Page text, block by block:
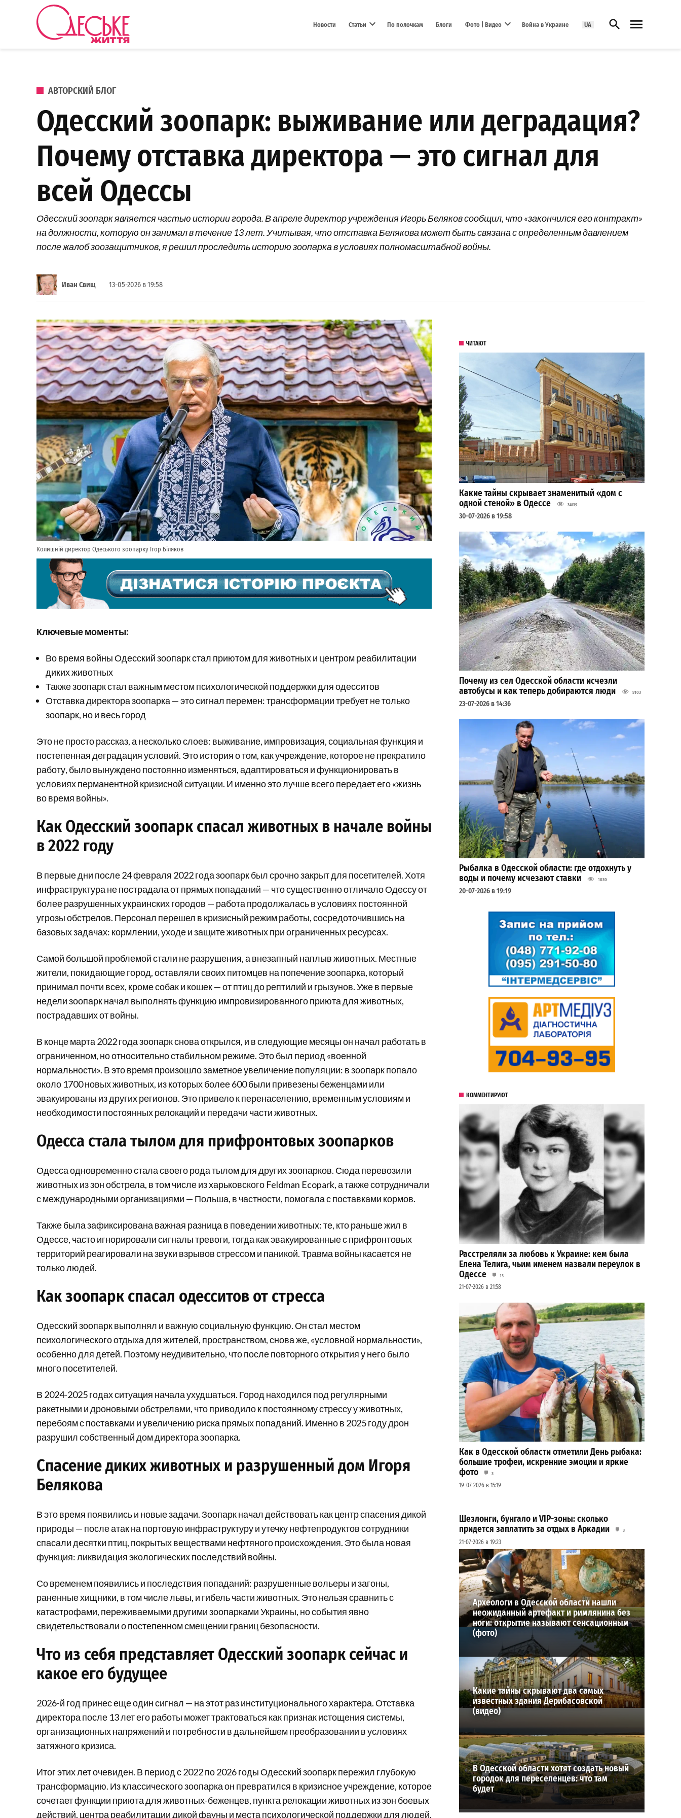
Перейти к содержанию
Новости Статьи По полочкам Блоги Фото | Видео Война в Украине UA Открыть поиск
ОПУБЛИКОВАНО В
АВТОРСКИЙ БЛОГ
Одесский зоопарк: выживание или деградация?
Почему отставка директора — это сигнал для
всей Одессы
Одесский зоопарк является частью истории города. В апреле директор учреждения Игорь Беляков сообщил, что «закончился его контракт»
на должности, которую он занимал в течение 13 лет. Учитывая, что отставка Белякова может быть связана с определенным давлением
после жалоб зоозащитников, я решил проследить историю зоопарка в условиях полномасштабной войны.
Иван Свищ 13-05-2026 в 19:58
Колишній директор Одеського зоопарку Ігор Біляков
Ключевые моменты:
Во время войны Одесский зоопарк стал приютом для животных и центром реабилитации
диких животных
Также зоопарк стал важным местом психологической поддержки для одесситов
Отставка директора зоопарка — это сигнал перемен: трансформации требует не только
зоопарк, но и весь город
Это не просто рассказ, а несколько слоев: выживание, импровизация, социальная функция и
постепенная деградация условий. Это история о том, как учреждение, которое не прекратило
работу, было вынуждено постоянно изменяться, адаптироваться и функционировать в
условиях перманентной кризисной ситуации. И именно это лучше всего передает его «жизнь
во время войны».
Как Одесский зоопарк спасал животных в начале войны
в 2022 году
В первые дни после 24 февраля 2022 года зоопарк был срочно закрыт для посетителей. Хотя
инфраструктура не пострадала от прямых попаданий — что существенно отличало Одессу от
более разрушенных украинских городов — работа продолжалась в условиях постоянной
угрозы обстрелов. Персонал перешел в кризисный режим работы, сосредоточившись на
базовых задачах: кормлении, уходе и защите животных при ограниченных ресурсах.
Самой большой проблемой стали не разрушения, а внезапный наплыв животных. Местные
жители, покидающие город, оставляли своих питомцев на попечение зоопарка, который
принимал почти всех, кроме собак и кошек — от птиц до рептилий и грызунов. Уже в первые
недели зоопарк начал выполнять функцию импровизированного приюта для животных,
пострадавших от войны.
В конце марта 2022 года зоопарк снова открылся, и в следующие месяцы он начал работать в
ограниченном, но относительно стабильном режиме. Это был период «военной
нормальности». В это время произошло заметное увеличение популяции: в зоопарк попало
около 1700 новых животных, из которых более 600 были привезены беженцами или
эвакуированы из других регионов. Это привело к перенаселению, временным условиям и
необходимости постоянных релокаций и передачи части животных.
Одесса стала тылом для прифронтовых зоопарков
Одесса одновременно стала своего рода тылом для других зоопарков. Сюда перевозили
животных из зон обстрела, в том числе из харьковского Feldman Ecopark, а также сотрудничали
с международными организациями — Польша, в частности, помогала с поставками кормов.
Также была зафиксирована важная разница в поведении животных: те, кто раньше жил в
Одессе, часто игнорировали сигналы тревоги, тогда как эвакуированные с прифронтовых
территорий реагировали на звуки взрывов стрессом и паникой. Травма войны касается не
только людей.
Как зоопарк спасал одесситов от стресса
Одесский зоопарк выполнял и важную социальную функцию. Он стал местом
психологического отдыха для жителей, пространством, снова же, «условной нормальности»,
особенно для детей. Поэтому неудивительно, что после повторного открытия у него было
много посетителей.
В 2024-2025 годах ситуация начала ухудшаться. Город находился под регулярными
ракетными и дроновыми обстрелами, что приводило к постоянному стрессу у животных,
перебоям с поставками и увеличению риска прямых попаданий. Именно в 2025 году дрон
разрушил собственный дом директора зоопарка.
Спасение диких животных и разрушенный дом Игоря
Белякова
В это время появились и новые задачи. Зоопарк начал действовать как центр спасения дикой
природы — после атак на портовую инфраструктуру и утечку нефтепродуктов сотрудники
спасали десятки птиц, покрытых веществами нефтяного происхождения. Это была новая
функция: ликвидация экологических последствий войны.
Со временем появились и последствия попаданий: разрушенные вольеры и загоны,
раненные хищники, в том числе львы, и гибель части животных. Это нельзя сравнить с
катастрофами, переживаемыми другими зоопарками Украины, но события явно
свидетельствовали о постепенном смещении границ безопасности.
Что из себя представляет Одесский зоопарк сейчас и
какое его будущее
2026-й год принес еще один сигнал — на этот раз институционального характера. Отставка
директора после 13 лет его работы может трактоваться как признак истощения системы,
организационных напряжений и потребности в дальнейшем преобразовании в условиях
затяжного кризиса.
Итог этих лет очевиден. В период с 2022 по 2026 годы Одесский зоопарк пережил глубокую
трансформацию. Из классического зоопарка он превратился в кризисное учреждение, которое
сочетает функции приюта для животных-беженцев, пункта релокации животных из зон боевых
действий, центра реабилитации дикой фауны и места психологической поддержки для людей,
ЧИТАЮТ
Какие тайны скрывает знаменитый «дом с
одной стеной» в Одессе
34139
30-07-2026 в 19:58
Почему из сел Одесской области исчезли
автобусы и как теперь добираются люди
5103
23-07-2026 в 14:36
Рыбалка в Одесской области: где отдохнуть у
воды и почему исчезают ставки
1030
20-07-2026 в 19:19
КОММЕНТИРУЮТ
Расстреляли за любовь к Украине: кем была
Елена Телига, чьим именем назвали переулок в
Одессе
13
21-07-2026 в 21:58
Как в Одесской области отметили День рыбака:
большие трофеи, искренние эмоции и яркие
фото
3
19-07-2026 в 15:19
Шезлонги, бунгало и VIP-зоны: сколько
придется заплатить за отдых в Аркадии
3
21-07-2026 в 19:23
ВИБОР РЕДАКЦИИ
Археологи в Одесской области нашли
неожиданный артефакт и римлянина без
ноги: открытие называют сенсационным
(фото)
Какие тайны скрывают два самых
известных здания Дерибасовской
(видео)
В Одесской области хотят создать новый
городок для переселенцев: что там
будет